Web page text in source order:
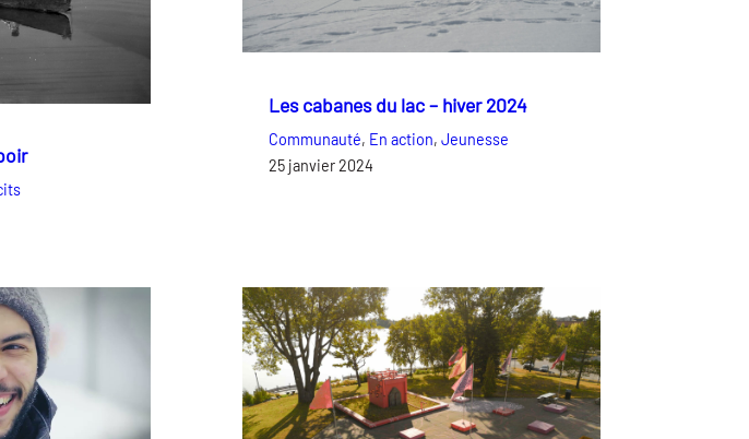
Les cabanes du lac – hiver 2024
Communauté, En action, Jeunesse
25 janvier 2024